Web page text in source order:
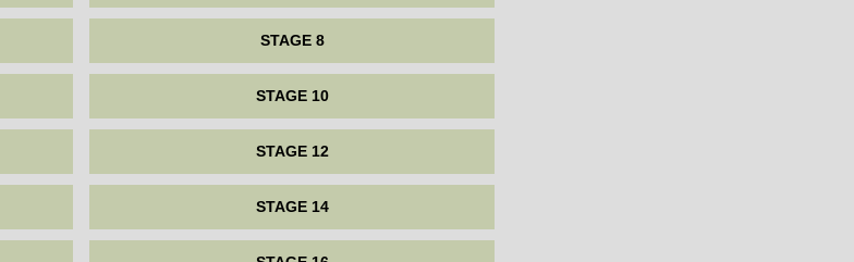
STAGE 8
STAGE 10
STAGE 12
STAGE 14